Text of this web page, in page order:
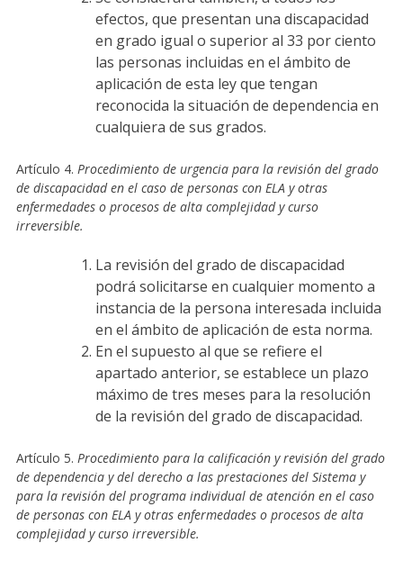
efectos, que presentan una discapacidad
en grado igual o superior al 33 por ciento
las personas incluidas en el ámbito de
aplicación de esta ley que tengan
reconocida la situación de dependencia en
cualquiera de sus grados.
Artículo 4. Procedimiento de urgencia para la revisión del grado
de discapacidad en el caso de personas con ELA y otras
enfermedades o procesos de alta complejidad y curso
irreversible.
La revisión del grado de discapacidad
podrá solicitarse en cualquier momento a
instancia de la persona interesada incluida
en el ámbito de aplicación de esta norma.
En el supuesto al que se refiere el
apartado anterior, se establece un plazo
máximo de tres meses para la resolución
de la revisión del grado de discapacidad.
Artículo 5. Procedimiento para la calificación y revisión del grado
de dependencia y del derecho a las prestaciones del Sistema y
para la revisión del programa individual de atención en el caso
de personas con ELA y otras enfermedades o procesos de alta
complejidad y curso irreversible.